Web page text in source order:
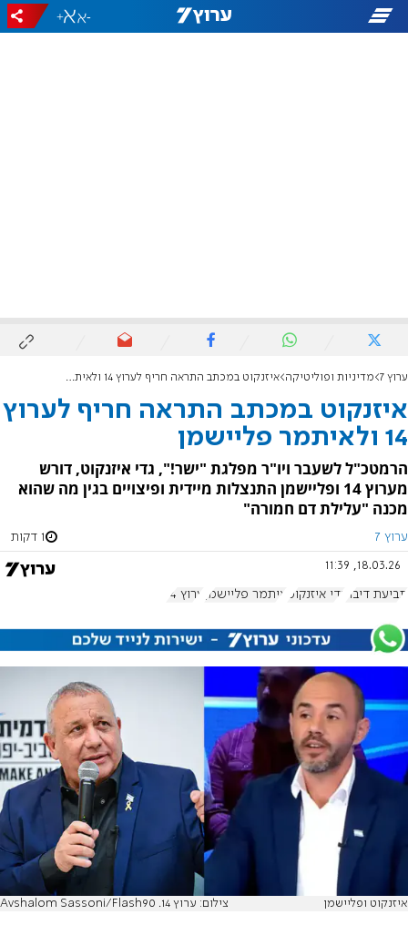
-
+
ערוץ 7 מדיניות ופוליטיקה איזנקוט במכתב התראה חריף לערוץ 14 ולאיתמר פליישמן
איזנקוט במכתב התראה חריף לערוץ
14 ולאיתמר פליישמן
הרמטכ"ל לשעבר ויו"ר מפלגת "ישר!", גדי איזנקוט, דורש
מערוץ 14 ופליישמן התנצלות מיידית ופיצויים בגין מה שהוא
מכנה "עלילת דם חמורה"
ערוץ 7 1 דקות
18.03.26, 11:39
תביעת דיבה גדי איזנקוט איתמר פליישמן ערוץ 14
איזנקוט ופליישמן צילום: ערוץ 14. Avshalom Sassoni/Flash90